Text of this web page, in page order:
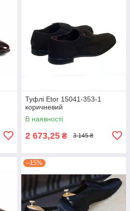
Туфлі Etor 15041-353-1
коричневий
В наявності
2 673,25 ₴ 3 145 ₴
–15%